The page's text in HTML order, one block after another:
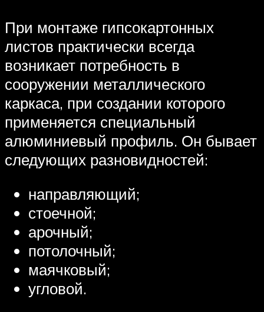
При монтаже гипсокартонных
листов практически всегда
возникает потребность в
сооружении металлического
каркаса, при создании которого
применяется специальный
алюминиевый профиль. Он бывает
следующих разновидностей:
направляющий;
стоечной;
арочный;
потолочный;
маячковый;
угловой.